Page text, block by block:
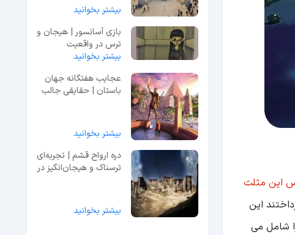
این مثلث
این
ای 1300000 تا 3900000 کیلومتر مربعی را شامل می
بیشتر بخوانید
بازی آسانسور | هیجان و
ترس در واقعیت
بیشتر بخوانید
عجایب هفتگانه جهان
باستان | حقایقی جالب
بیشتر بخوانید
دره ارواح قشم | تجربه‌ای
ترسناک و هیجان‌انگیز در
بیشتر بخوانید